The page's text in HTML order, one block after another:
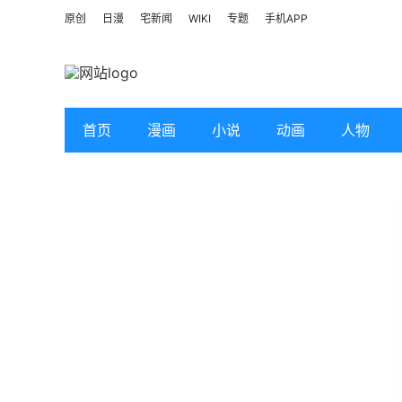
原创 日漫 宅新闻 WIKI 专题 手机APP
首页 漫画 小说 动画 人物